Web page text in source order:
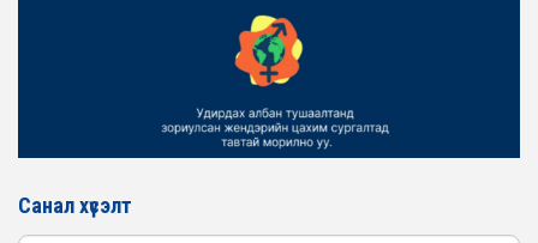
ЖЕНДЭРИЙН ҮНДЭСНИЙ ХОРООНЫ АЖЛЫН АЛБАНЫ
ТӨЛӨӨЛӨЛ БАТЛАН ХАМГААЛАХ ЯАМАНД
Санал хүсэлт